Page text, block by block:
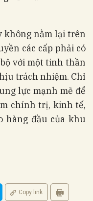
không nằm lại trên
các cấp phải có
với một tinh thần
trách nhiệm. Chỉ
lực mạnh mẽ để
chính trị, kinh tế,
hàng đầu của khu
Copy link